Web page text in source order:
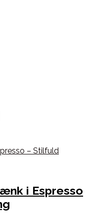
i Espresso